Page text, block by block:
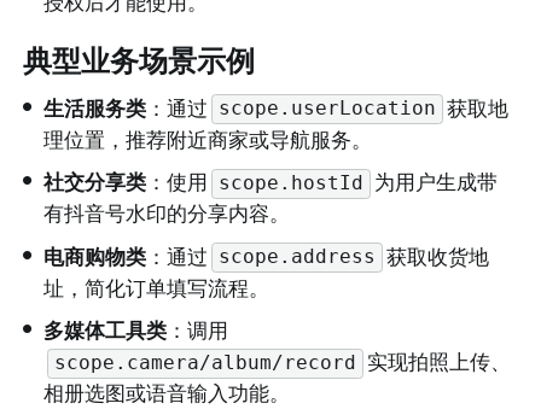
典型业务场景示例
• 生活服务类：通过 scope.userLocation 获取地
理位置，推荐附近商家或导航服务。
• 社交分享类：使用 scope.hostId
为用户生成带
有抖音号水印的分享内容。
• 电商购物类：通过 scope.address
获取收货地
址，简化订单填写流程。
• 多媒体工具类：调用
scope.camera/album/record
实现拍照上传、
相册选图或语音输入功能。